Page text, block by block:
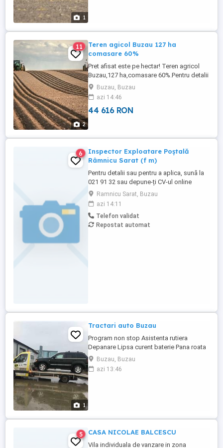
1
2
11
Teren agicol Buzau 127 ha
comasare 60%
Pret afisat este pe hectar! Teren agricol
Buzau,127 ha,comasare 60%.Pentru detalii
raspund numai telefonic.Ofer si cer
seriozitate.Excelent pentru investitii.
Buzau, Buzau
azi 14:46
44 616 RON
6
Inspector Exploatare Poștală
Râmnicu Sarat (f m)
Pentru detalii sau pentru a aplica, sună la
021 91 32 sau depune-ți CV-ul online
cariere.kaufland.ro Beneficiile tale - Salariu
de 1.113 lei brut (pentru un program de
lucru de 2 ore pe zi) și bonuri de masă -
Contract de muncă pe durată
nedeterminată - 22 de zile lucrătoare de
Ramnicu Sarat, Buzau
azi 14:11
Telefon validat
Repostat automat
1
Tractari auto Buzau
Program non stop Asistenta rutiera
Depanare Lipsa curent baterie Pana roata
cauciuc anvelopa
Buzau, Buzau
azi 13:46
5 CASA NICOLAE BALCESCU
Vila individuala de vanzare in zona